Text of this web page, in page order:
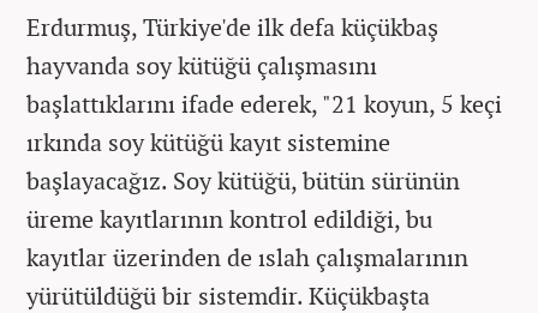
Erdurmuş, Türkiye'de ilk defa küçükbaş
hayvanda soy kütüğü çalışmasını
başlattıklarını ifade ederek, "21 koyun, 5 keçi
ırkında soy kütüğü kayıt sistemine
başlayacağız. Soy kütüğü, bütün sürünün
üreme kayıtlarının kontrol edildiği, bu
kayıtlar üzerinden de ıslah çalışmalarının
yürütüldüğü bir sistemdir. Küçükbaşta